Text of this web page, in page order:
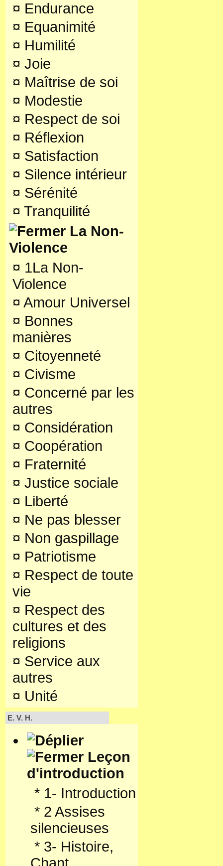
¤ Endurance
¤ Equanimité
¤ Humilité
¤ Joie
¤ Maîtrise de soi
¤ Modestie
¤ Respect de soi
¤ Réflexion
¤ Satisfaction
¤ Silence intérieur
¤ Sérénité
¤ Tranquilité
La Non-
Violence
¤ 1La Non-
Violence
¤ Amour Universel
¤ Bonnes
manières
¤ Citoyenneté
¤ Civisme
¤ Concerné par les
autres
¤ Considération
¤ Coopération
¤ Fraternité
¤ Justice sociale
¤ Liberté
¤ Ne pas blesser
¤ Non gaspillage
¤ Patriotisme
¤ Respect de toute
vie
¤ Respect des
cultures et des
religions
¤ Service aux
autres
¤ Unité
E. V. H.
Leçon
d'introduction
* 1- Introduction
* 2 Assises
silencieuses
* 3- Histoire,